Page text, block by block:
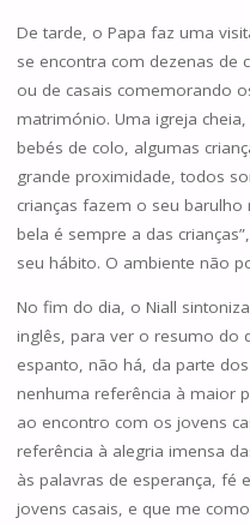
De tarde, o Papa faz uma
se encontra com dezenas de
ou de casais comemorando
matrimónio. Uma igreja
bebés de colo, algumas
grande proximidade, todos
crianças fazem o seu barulho
bela é sempre a das
seu hábito. O ambiente não
No fim do dia, o Niall
inglês, para ver o resumo do
espanto, não há, da parte
nenhuma referência à maior
ao encontro com os jovens
referência à alegria imensa
às palavras de esperança, fé
jovens casais, e que me